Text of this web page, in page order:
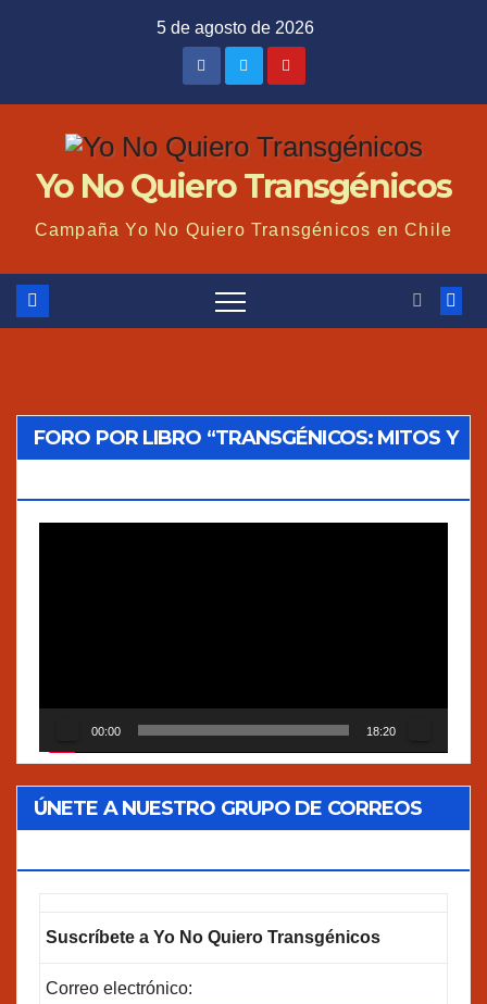
5 de agosto de 2026
Yo No Quiero Transgénicos
Campaña Yo No Quiero Transgénicos en Chile
FORO POR LIBRO “TRANSGÉNICOS: MITOS Y
00:00 18:20
ÚNETE A NUESTRO GRUPO DE CORREOS
Suscríbete a Yo No Quiero Transgénicos
Correo electrónico: